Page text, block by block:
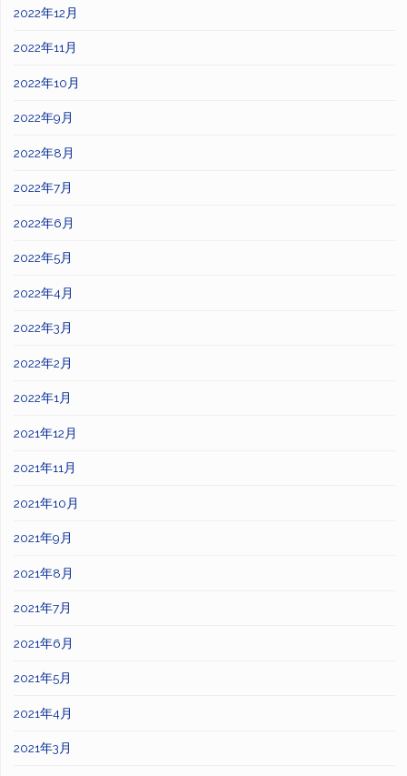
2022年12月
2022年11月
2022年10月
2022年9月
2022年8月
2022年7月
2022年6月
2022年5月
2022年4月
2022年3月
2022年2月
2022年1月
2021年12月
2021年11月
2021年10月
2021年9月
2021年8月
2021年7月
2021年6月
2021年5月
2021年4月
2021年3月